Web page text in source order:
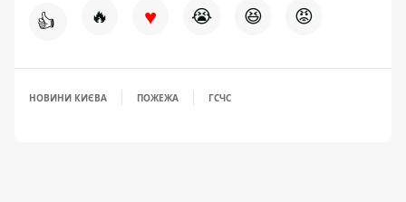
👍 🔥 ♥ 😭 😆 😡
НОВИНИ КИЄВА ПОЖЕЖА ГСЧС